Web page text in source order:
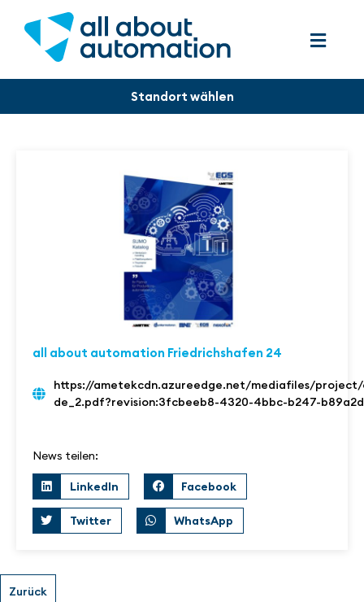
all about automation Friedrichshafen 24
https://ametekcdn.azureedge.net/mediafiles/
de_2.pdf?revision:3fcbeeb8-4320-4bbc-b247-
News teilen:
LinkedIn Facebook
Twitter WhatsApp